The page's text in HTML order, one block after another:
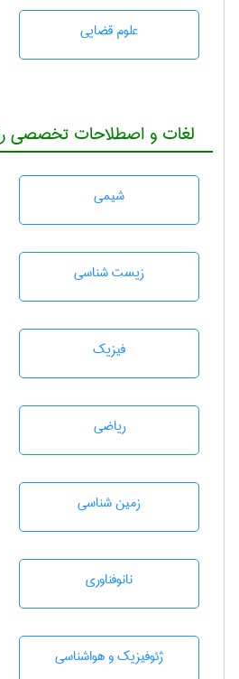
علوم قضایی
لغات و اصطلاحات تخصصی
شيمی
زيست شناسی
فیزیک
رياضی
زمين شناسی
نانوفناوری
ژئوفيزيك و هواشناسی